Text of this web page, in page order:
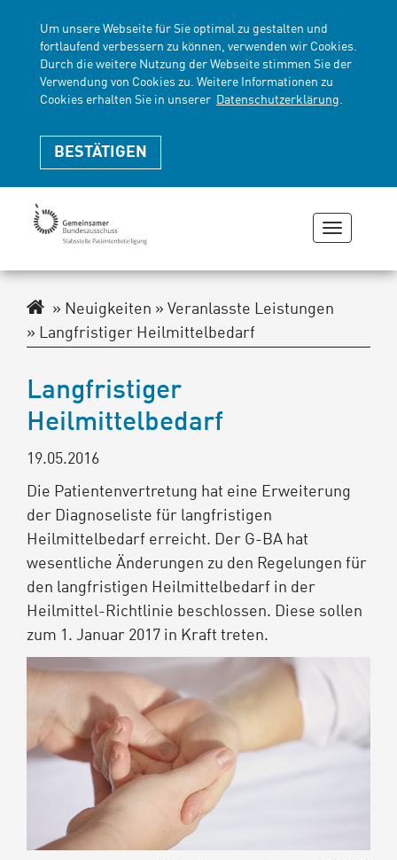
Um unsere Webseite für Sie optimal zu gestalten und
fortlaufend verbessern zu können, verwenden wir Cookies.
Durch die weitere Nutzung der Webseite stimmen Sie der
Verwendung von Cookies zu. Weitere Informationen zu
Cookies erhalten Sie in unserer Datenschutzerklärung.
BESTÄTIGEN
oder
Navigationspfad
Neuigkeiten
Veranlasste Leistungen
Langfristiger Heilmittelbedarf
Langfristiger
Heilmittelbedarf
19.05.2016
Die Patientenvertretung hat eine Erweiterung
der Diagnoseliste für langfristigen
Heilmittelbedarf erreicht. Der G-BA hat
wesentliche Änderungen zu den Regelungen für
den langfristigen Heilmittelbedarf in der
Heilmittel-Richtlinie beschlossen. Diese sollen
zum 1. Januar 2017 in Kraft treten.